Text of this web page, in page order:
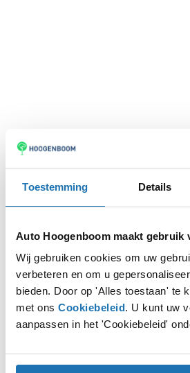
Toestemming Details
Auto Hoogenboom maakt gebruik
Wij gebruiken cookies om uw
verbeteren en om u
bieden. Door op 'Alles toestaan' te
met ons Cookiebeleid. U kunt uw
aanpassen in het 'Cookiebeleid'
Application error: aclient-side
loadingwww.autohoogenboom.nl
more